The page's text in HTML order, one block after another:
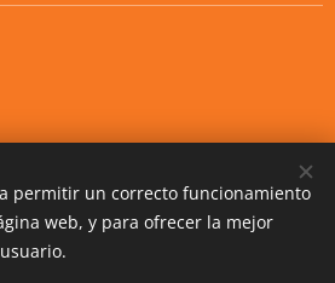
Webnode Cookies
permitir un correcto funcionamiento
web, y para ofrecer la mejor